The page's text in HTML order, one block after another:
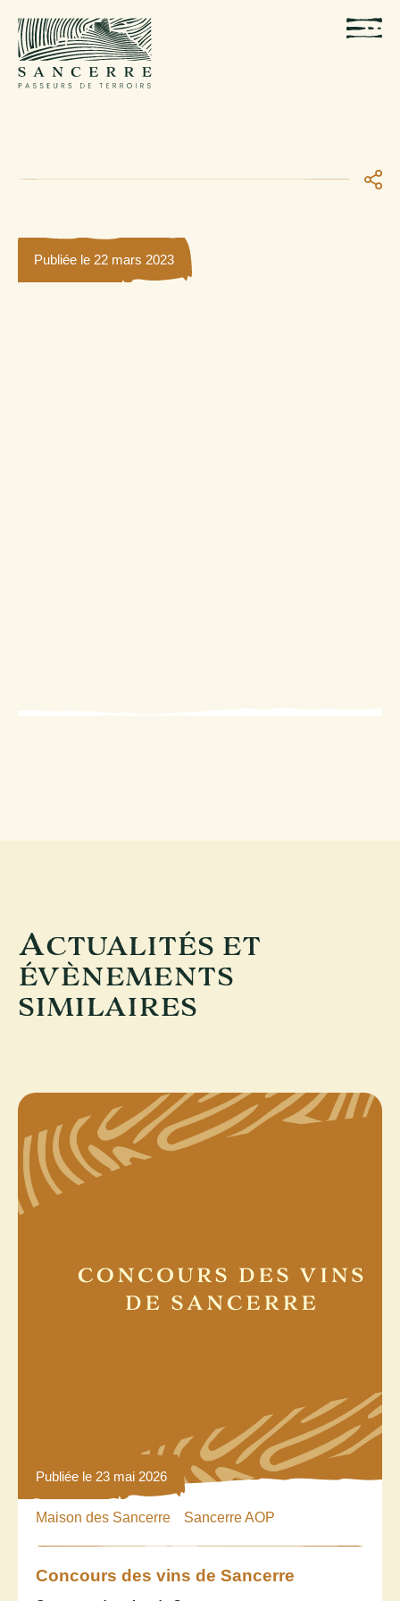
Publiée le 22 mars 2023
ACTUALITÉS ET
ÉVÈNEMENTS
SIMILAIRES
Publiée le 23 mai 2026
Maison des Sancerre Sancerre AOP
Concours des vins de Sancerre